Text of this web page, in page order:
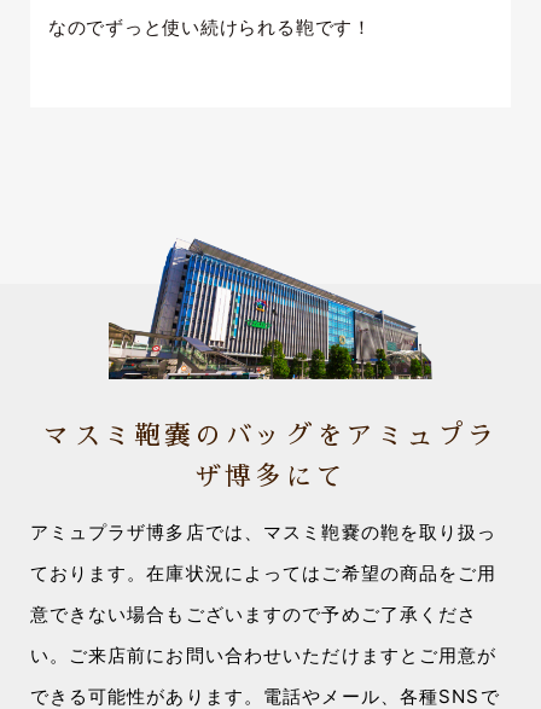
なのでずっと使い続けられる鞄です！
マスミ鞄嚢のバッグをアミュプラ
ザ博多にて
アミュプラザ博多店では、マスミ鞄嚢の鞄を取り扱っ
ております。在庫状況によってはご希望の商品をご用
意できない場合もございますので予めご了承くださ
い。ご来店前にお問い合わせいただけますとご用意が
できる可能性があります。電話やメール、各種SNSで